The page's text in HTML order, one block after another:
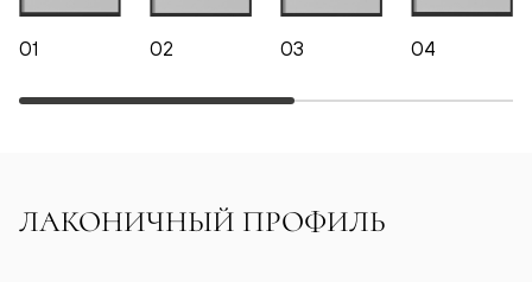
01 02 03 04
ЛАКОНИЧНЫЙ ПРОФИЛЬ